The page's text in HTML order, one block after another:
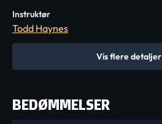
Instruktør
Todd Haynes
Vis flere detaljer
BEDØMMELSER